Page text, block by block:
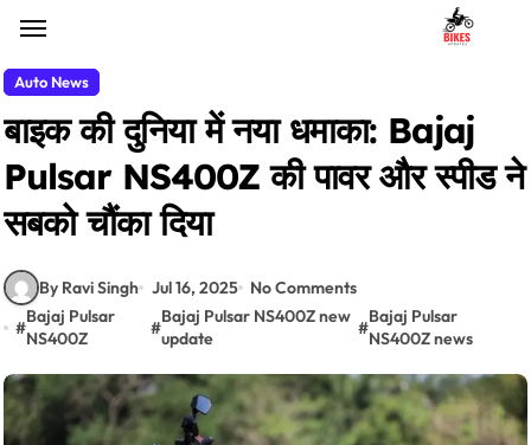
content
Auto News
बाइक की दुनिया में नया धमाका: Bajaj
Pulsar NS400Z की पावर और स्पीड ने
सबको चौंका दिया
By Ravi Singh Jul 16, 2025
No Comments
#
Bajaj Pulsar
NS400Z
#
Bajaj Pulsar NS400Z new
update
#
Bajaj Pulsar
NS400Z news